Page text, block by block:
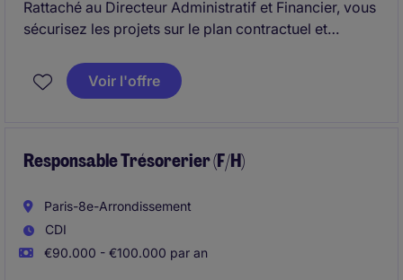
Rattaché au Directeur Administratif et Financier, vous
sécurisez les projets sur le plan contractuel et
accompagnez les équipes opérationnelles sur des
opérations à forts enjeux en apportant votre
travaux et le service juridique.
Voir l'offre
Responsable Trésorerier (F/H)
Paris-8e-Arrondissement
CDI
€90.000 - €100.000 par an